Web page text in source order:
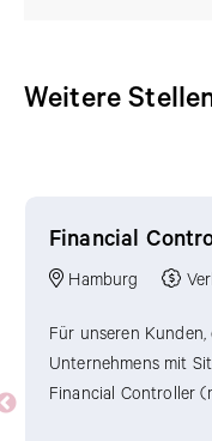
Weitere
Financial
Hamburg
Für unseren
Unternehmens mit
Financial Controller